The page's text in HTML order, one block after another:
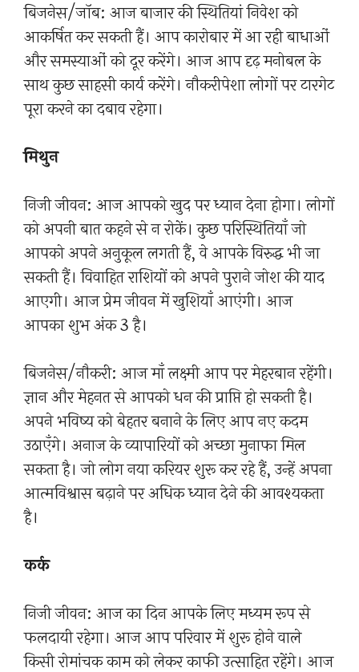
बिजनेस/जॉब: आज बाजार की स्थितियां निवेश को
आकर्षित कर सकती हैं। आप कारोबार में आ रही बाधाओं
और समस्याओं को दूर करेंगे। आज आप दृढ़ मनोबल के
साथ कुछ साहसी कार्य करेंगे। नौकरीपेशा लोगों पर टारगेट
पूरा करने का दबाव रहेगा।
मिथुन
निजी जीवन: आज आपको खुद पर ध्यान देना होगा। लोगों
को अपनी बात कहने से न रोकें। कुछ परिस्थितियाँ जो
आपको अपने अनुकूल लगती हैं, वे आपके विरुद्ध भी जा
सकती हैं। विवाहित राशियों को अपने पुराने जोश की याद
आएगी। आज प्रेम जीवन में खुशियाँ आएंगी। आज
आपका शुभ अंक 3 है।
बिजनेस/नौकरी: आज माँ लक्ष्मी आप पर मेहरबान रहेंगी।
ज्ञान और मेहनत से आपको धन की प्राप्ति हो सकती है।
अपने भविष्य को बेहतर बनाने के लिए आप नए कदम
उठाएँगे। अनाज के व्यापारियों को अच्छा मुनाफा मिल
सकता है। जो लोग नया करियर शुरू कर रहे हैं, उन्हें अपना
आत्मविश्वास बढ़ाने पर अधिक ध्यान देने की आवश्यकता
है।
कर्क
निजी जीवन: आज का दिन आपके लिए मध्यम रूप से
फलदायी रहेगा। आज आप परिवार में शुरू होने वाले
किसी रोमांचक काम को लेकर काफी उत्साहित रहेंगे। आज